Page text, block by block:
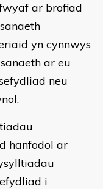
ar brofiad
yn cynnwys
ar eu
neu
hanfodol ar
i